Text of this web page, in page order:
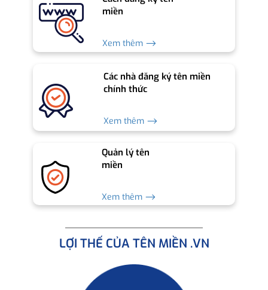
miền
Xem thêm ⟶
Các nhà đăng ký tên miền
chính thức
Xem thêm ⟶
Quản lý tên
miền
Xem thêm ⟶
LỢI THẾ CỦA TÊN MIỀN .VN